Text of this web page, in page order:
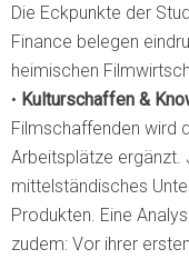
Die Eckpunkte der
Finance belegen
heimischen
• Kulturschaffen &
Filmschaffenden wird
Arbeitsplätze ergänzt.
mittelständisches
Produkten. Eine
zudem: Vor ihrer